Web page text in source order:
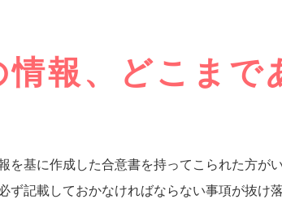
報、どこまで
基に作成した合意書を持ってこられた方が
ず記載しておかなければならない事項が抜け